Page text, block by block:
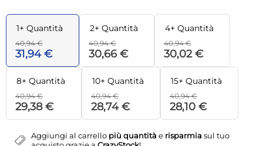
1+ Quantità
40,94 €
31,94 €
2+ Quantità
40,94 €
30,66 €
4+ Quantità
40,94 €
30,02 €
8+ Quantità
40,94 €
29,38 €
10+ Quantità
40,94 €
28,74 €
15+ Quantità
40,94 €
28,10 €
Aggiungi al carrello più quantità e risparmia sul tuo